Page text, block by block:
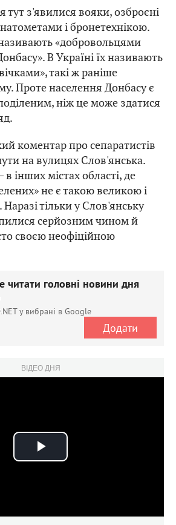
тут з'явилися вояки, озброєні
і бронетехнікою.
«добровольцями
В Україні їх називають
такі ж раніше
Проте населення Донбасу є
ніж це може здатися
коментар про сепаратистів
на вулицях Слов'янська.
інших містах області, де
не є такою великою і
тільки у Слов'янську
серйозним чином й
своєю неофіційною
читати головні новини дня
у вибрані в Google
Додати
ВІДЕО ДНЯ
Play